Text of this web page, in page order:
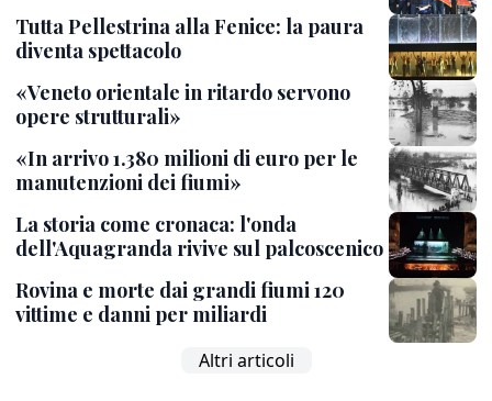
Tutta Pellestrina alla Fenice: la paura
diventa spettacolo
«Veneto orientale in ritardo servono
opere strutturali»
«In arrivo 1.380 milioni di euro per le
manutenzioni dei fiumi»
La storia come cronaca: l'onda
dell'Aquagranda rivive sul palcoscenico
Rovina e morte dai grandi fiumi 120
vittime e danni per miliardi
Altri articoli